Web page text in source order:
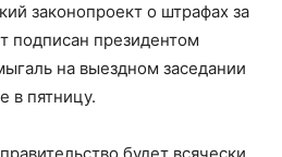
законопроект о штрафах за
подписан президентом
на выездном заседании
в пятницу.